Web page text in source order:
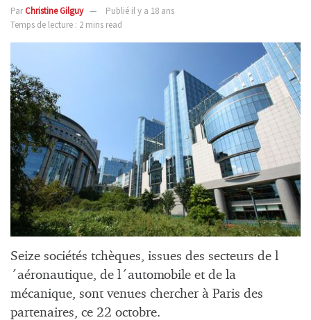
ParChristine Gilguy
Publié il y a 18 ans
Temps de lecture : 2 mins read
Seize sociétés tchèques, issues des secteurs de l
´aéronautique, de l´automobile et de la
mécanique, sont venues chercher à Paris des
partenaires, ce 22 octobre.